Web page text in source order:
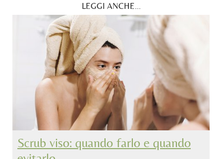
LEGGI ANCHE...
Scrub viso: quando farlo e quando